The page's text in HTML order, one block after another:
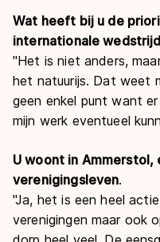
Wat heeft bij u de
internationale
"Het is niet anders,
het natuurijs. Dat weet
geen enkel punt want
mijn werk eventueel
U woont in
verenigingsleven.
"Ja, het is een heel
verenigingen maar ook